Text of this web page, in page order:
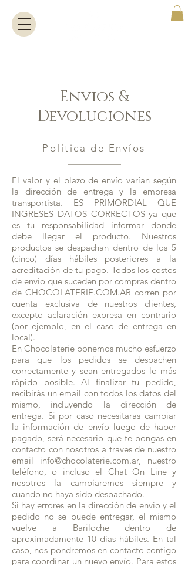
Envios &
Devoluciones
Política de Envíos
El valor y el plazo de envío varían según
la dirección de entrega y la empresa
transportista. ES PRIMORDIAL QUE
INGRESES DATOS CORRECTOS ya que
es tu responsabilidad informar donde
debe llegar el producto. Nuestros
productos se despachan dentro de los 5
(cinco) días hábiles posteriores a la
acreditación de tu pago. Todos los costos
de envío que suceden por compras dentro
de CHOCOLATERIE.COM.AR corren por
cuenta exclusiva de nuestros clientes,
excepto aclaración expresa en contrario
(por ejemplo, en el caso de entrega en
local).
En Chocolaterie ponemos mucho esfuerzo
para que los pedidos se despachen
correctamente y sean entregados lo más
rápido posible. Al finalizar tu pedido,
recibirás un email con todos los datos del
mismo, incluyendo la dirección de
entrega. Si por caso necesitaras cambiar
la información de envío luego de haber
pagado, será necesario que te pongas en
contacto con nosotros a traves de nuestro
email info@chocolaterie.com.ar, nuestro
teléfono, o incluso el Chat On Line y
nosotros la cambiaremos siempre y
cuando no haya sido despachado.
Si hay errores en la dirección de envío y el
pedido no se puede entregar, el mismo
vuelve a Bariloche dentro de
aproximadamente 10 días hábiles. En tal
caso, nos pondremos en contacto contigo
para coordinar un nuevo envío. Para estos